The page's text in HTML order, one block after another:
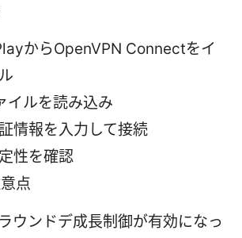
からOpenVPN Connectをイ
イルを読み込み
情報を入力して接続
性を確認
点
ウンドデ成長制御が有効になっ